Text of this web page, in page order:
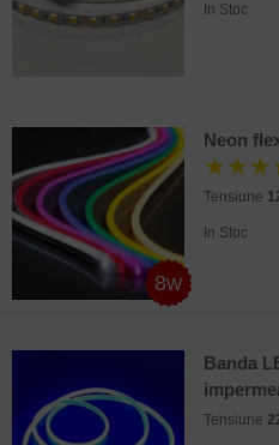
In Stoc
8w
Neon
Tensiune
In Stoc
Banda
Tensiune